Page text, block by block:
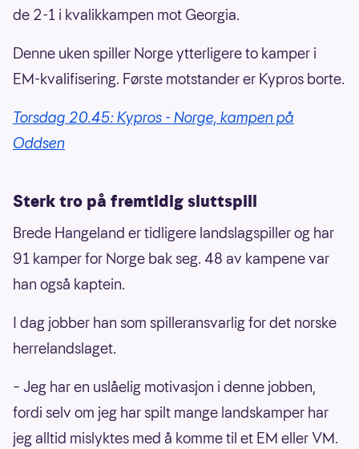
de 2-1 i kvalikkampen mot Georgia.
Denne uken spiller Norge ytterligere to kamper i
EM-kvalifisering. Første motstander er Kypros borte.
Torsdag 20.45: Kypros - Norge, kampen på
Oddsen
Sterk tro på fremtidig sluttspill
Brede Hangeland er tidligere landslagspiller og har
91 kamper for Norge bak seg. 48 av kampene var
han også kaptein.
I dag jobber han som spilleransvarlig for det norske
herrelandslaget.
– Jeg har en uslåelig motivasjon i denne jobben,
fordi selv om jeg har spilt mange landskamper har
jeg alltid mislyktes med å komme til et EM eller VM.